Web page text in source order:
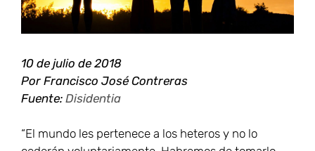
10 de julio de 2018
Por Francisco José Contreras
Fuente: Disidentia
“El mundo les pertenece a los heteros y no lo